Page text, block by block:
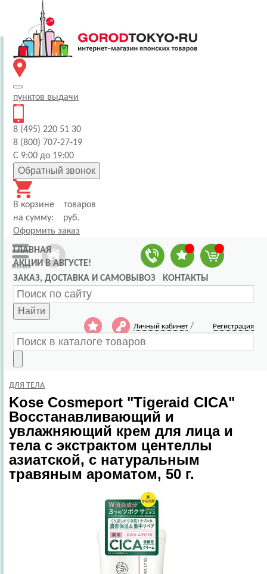
пунктов выдачи
8 (495) 220 51 30
8 (800) 707-27-19
С 9:00 до 19:00
Обратный звонок
В корзине
товаров
на сумму:
руб.
Оформить заказ
ГЛАВНАЯ
АКЦИИ В АВГУСТЕ!
ЗАКАЗ, ДОСТАВКА И САМОВЫВОЗ
КОНТАКТЫ
Найти
Личный кабинет / Регистрация
ДЛЯ ТЕЛА
Kose Cosmeport "Tigeraid CICA"
Восстанавливающий и
увлажняющий крем для лица и
тела с экстрактом центеллы
азиатской, с натуральным
травяным ароматом, 50 г.